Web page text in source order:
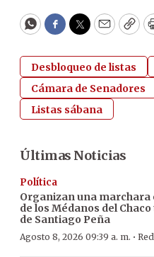
WhatsApp
Facebook
Twitter
Email
Desbloqueo de listas
Cámara de Senadores
Listas sábana
Últimas Noticias
Política
Organizan una marchara
de los Médanos del
de Santiago Peña
Agosto 8, 2026 09:39 a. m. ·